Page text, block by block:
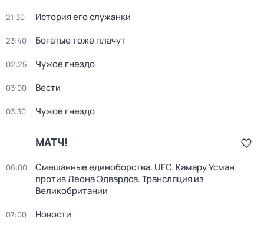
21:30 История его служанки
23:40 Богатые тоже плачут
02:25 Чужое гнездо
03:00 Вести
03:30 Чужое гнездо
МАТЧ!
06:00
Смешанные единоборства. UFC. Камару Усман
против Леона Эдвардса. Трансляция из
Великобритании
07:00 Новости